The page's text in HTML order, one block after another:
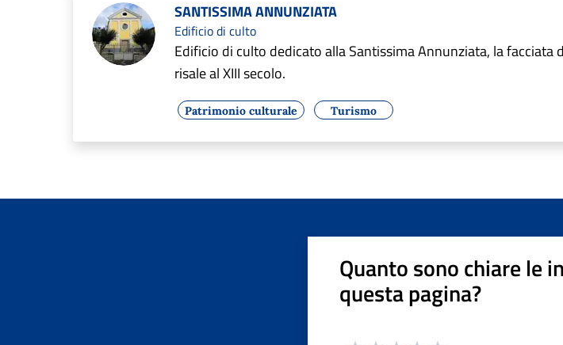
SANTISSIMA ANNUNZIATA
Edificio di culto
Edificio di culto dedicato alla Santissima Annunziata, la facciata
risale al XIII secolo.
Patrimonio culturale Turismo
Quanto sono chiare le
questa pagina?